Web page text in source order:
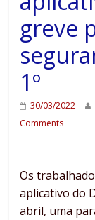
greve
1º
30/03/2022
Comments
Os
aplicativo do
abril, uma